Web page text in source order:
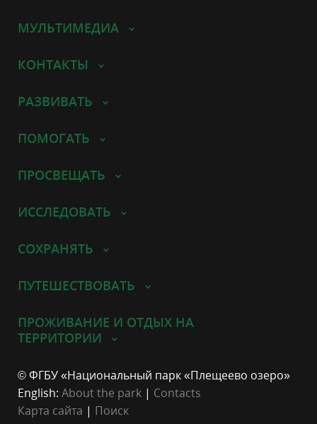
МУЛЬТИМЕДИА
КОНТАКТЫ
РАЗВИВАТЬ
ПОМОГАТЬ
ПРОСВЕЩАТЬ
ИССЛЕДОВАТЬ
СОХРАНЯТЬ
ПУТЕШЕСТВОВАТЬ
ПРОЖИВАНИЕ И ОТДЫХ НА
ТЕРРИТОРИИ
© ФГБУ «Национальный парк «Плещеево озеро»
English: About the park | Contacts
Карта сайта | Поиск